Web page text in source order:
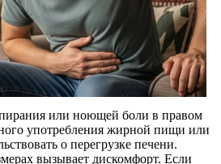
или ноющей боли в правом
употребления жирной пищи или
о перегрузке печени.
вызывает дискомфорт. Если